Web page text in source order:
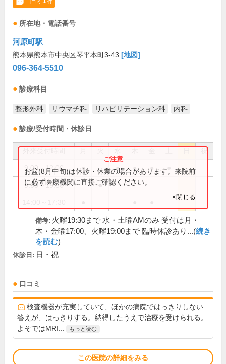
口コミ 件
所在地・電話番号
河原町駅
熊本県熊本市中央区琴平本町3-43 [地図]
096-364-5510
診療科目
整形外科 リウマチ科 リハビリテーション科 内科
診療/受付時間・休診日
祝
9:00～12:00 ● ● ● ●
9:00～19:30 ●
お盆(8月中旬)は休診・休業の場合があります。来院前
に必ず医療機関に直接ご確認ください。
×閉じる
備考: 火曜19:30まで 水・土曜AMのみ 受付は月・
木・金曜17:00、火曜19:00まで 臨時休診あり...(続き
を読む)
休診日: 日・祝
口コミ
検査機器が充実していて、ほかの病院ではっきりしない
答えが、はっきりする。納得したうえで治療を受けられる。
よそではMRI...
もっと読む
この医院の詳細をみる